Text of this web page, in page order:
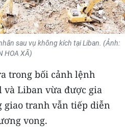
sau vụ không kích tại Liban. (Ảnh:
HOA XÃ)
trong bối cảnh lệnh
Liban vừa được gia
giao tranh vẫn tiếp diễn
vong.